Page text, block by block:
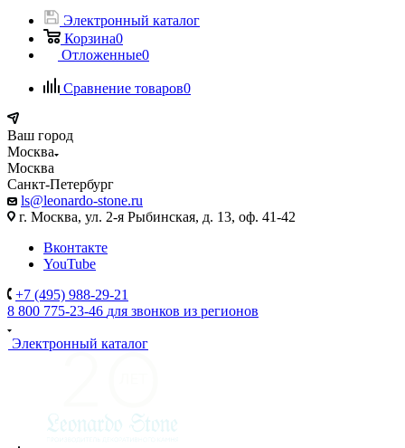
Электронный каталог
Корзина0
Отложенные0
Сравнение товаров0
Ваш город
Москва
Москва
Санкт-Петербург
ls@leonardo-stone.ru
г. Москва, ул. 2-я Рыбинская, д. 13, оф. 41-42
Вконтакте
YouTube
+7 (495) 988-29-21
8 800 775-23-46 для звонков из регионов
Электронный каталог